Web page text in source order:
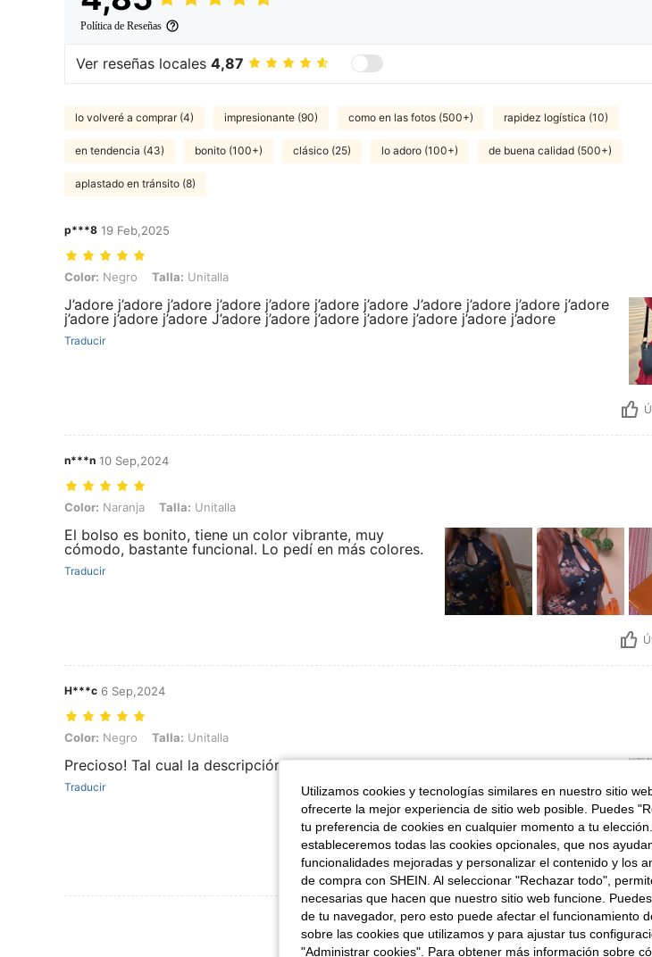
Política de Reseñas
Ver reseñas locales 4,87
lo volveré a comprar (4) impresionante (90) como en las fotos (500+) rapidez logística (10)
en tendencia (43) bonito (100+) clásico (25) lo adoro (100+) de buena calidad (500+)
aplastado en tránsito (8)
p***8 19 Feb,2025
Color: Negro, Talla: Unitalla
Color: Negro Talla: Unitalla
J’adore j’adore j’adore j’adore j’adore j’adore j’adore J’adore j’adore j’adore j’adore
j’adore j’adore j’adore J’adore j’adore j’adore j’adore j’adore j’adore j’adore
Traducir
n***n 10 Sep,2024
Color: Naranja, Talla: Unitalla
Color: Naranja Talla: Unitalla
El bolso es bonito, tiene un color vibrante, muy
cómodo, bastante funcional. Lo pedí en más colores.
Traducir
H***c 6 Sep,2024
Color: Negro, Talla: Unitalla
Color: Negro Talla: Unitalla
Precioso! Tal cual la descripción.
Traducir
Ver Más Reseñas
Utilizamos cookies y tecnologías similares en nuestro sitio
ofrecerte la mejor experiencia de sitio web posible. Puedes
tu preferencia de cookies en cualquier momento a tu
estableceremos todas las cookies opcionales, que nos
funcionalidades mejoradas y personalizar el contenido y los
de compra con SHEIN. Al seleccionar "Rechazar todo",
necesarias que hacen que nuestro sitio web funcione.
de tu navegador, pero esto puede afectar el funcionamiento
sobre las cookies que utilizamos y para ajustar tus
"Administrar cookies". Para obtener más información sobre